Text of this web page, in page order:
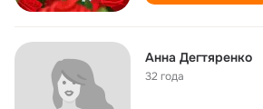
Анна Дегтяренко
32 года